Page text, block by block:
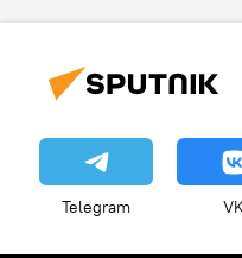
Telegram